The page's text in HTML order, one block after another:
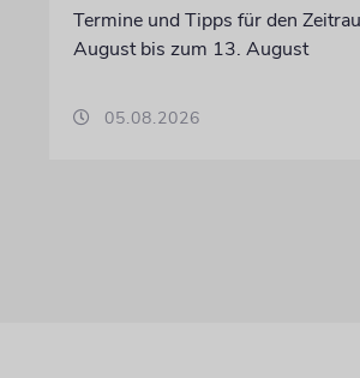
Termine und Tipps für den
August bis zum 13. August
05.08.2026